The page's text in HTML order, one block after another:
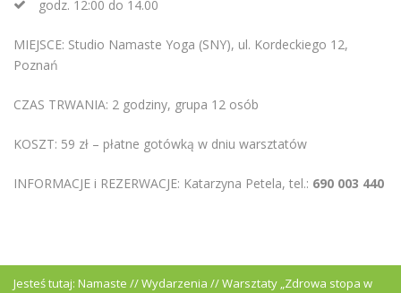
godz. 12:00 do 14.00
MIEJSCE: Studio Namaste Yoga (SNY), ul. Kordeckiego 12,
Poznań
CZAS TRWANIA: 2 godziny, grupa 12 osób
KOSZT: 59 zł – płatne gotówką w dniu warsztatów
INFORMACJE i REZERWACJE: Katarzyna Petela, tel.: 690 003 440
Jesteś tutaj: Namaste //Wydarzenia //Warsztaty „Zdrowa stopa w